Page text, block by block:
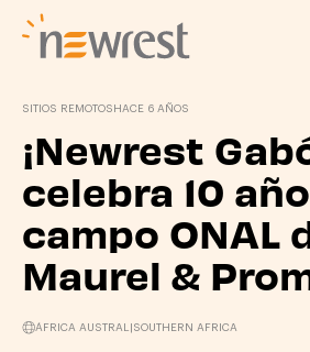
SITIOS REMOTOS HACE 6 AÑOS
¡Newrest
celebra 10
campo ONAL
Maurel &
ÁFRICA AUSTRAL SOUTHERN AFRICA